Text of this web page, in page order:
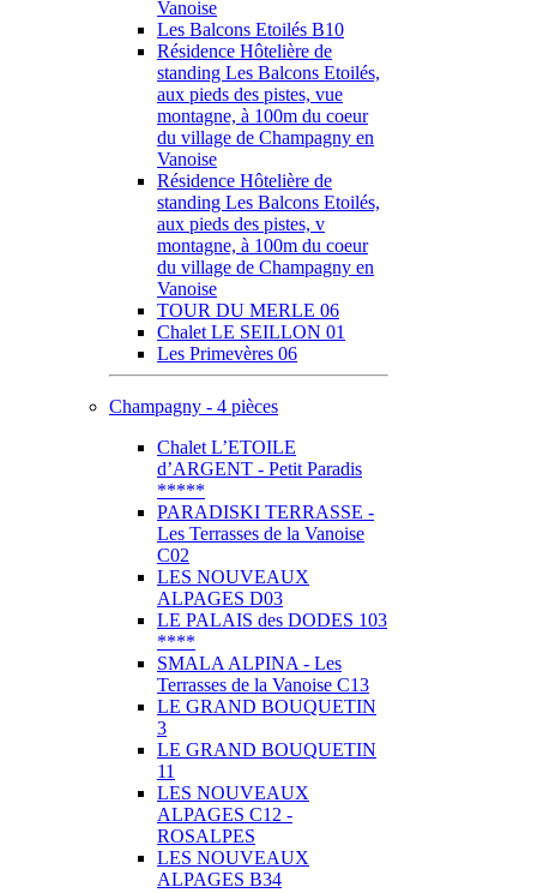
Vanoise
Les Balcons Etoilés B10
Résidence Hôtelière de
standing Les Balcons Etoilés,
aux pieds des pistes, vue
montagne, à 100m du coeur
du village de Champagny en
Vanoise
Résidence Hôtelière de
standing Les Balcons Etoilés,
aux pieds des pistes, v
montagne, à 100m du coeur
du village de Champagny en
Vanoise
TOUR DU MERLE 06
Chalet LE SEILLON 01
Les Primevères 06
Champagny - 4 pièces
Chalet L’ETOILE
d’ARGENT - Petit Paradis
*****
PARADISKI TERRASSE -
Les Terrasses de la Vanoise
C02
LES NOUVEAUX
ALPAGES D03
LE PALAIS des DODES 103
****
SMALA ALPINA - Les
Terrasses de la Vanoise C13
LE GRAND BOUQUETIN
3
LE GRAND BOUQUETIN
11
LES NOUVEAUX
ALPAGES C12 -
ROSALPES
LES NOUVEAUX
ALPAGES B34